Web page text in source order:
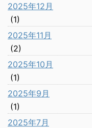
2025年12月
(1)
2025年11月
(2)
2025年10月
(1)
2025年9月
(1)
2025年7月